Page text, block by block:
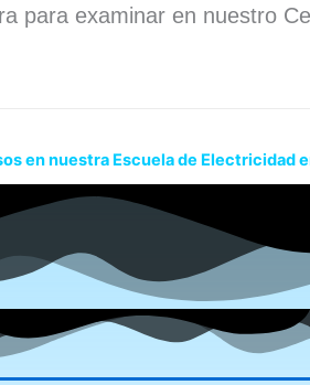
para examinar en nuestro
en nuestra Escuela de Electricidad